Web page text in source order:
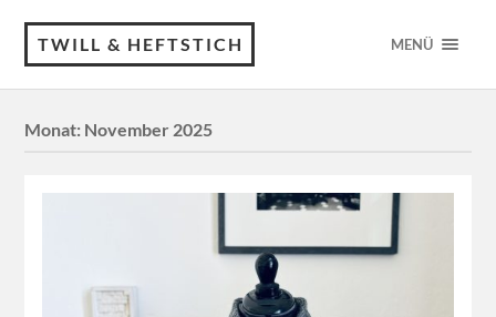
TWILL & HEFTSTICH MENÜ
Monat: November 2025